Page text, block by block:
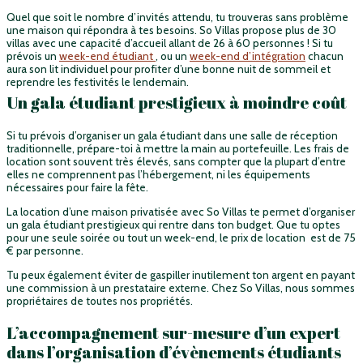
Quel que soit le nombre d’invités attendu, tu trouveras sans problème
une maison qui répondra à tes besoins. So Villas propose plus de 30
villas avec une capacité d’accueil allant de 26 à 60 personnes ! Si tu
prévois un week-end étudiant , ou un week-end d’intégration chacun
aura son lit individuel pour profiter d’une bonne nuit de sommeil et
reprendre les festivités le lendemain.
Un gala étudiant prestigieux à moindre coût
Si tu prévois d’organiser un gala étudiant dans une salle de réception
traditionnelle, prépare-toi à mettre la main au portefeuille. Les frais de
location sont souvent très élevés, sans compter que la plupart d’entre
elles ne comprennent pas l’hébergement, ni les équipements
nécessaires pour faire la fête.
La location d’une maison privatisée avec So Villas te permet d’organiser
un gala étudiant prestigieux qui rentre dans ton budget. Que tu optes
pour une seule soirée ou tout un week-end, le prix de location est de 75
€ par personne.
Tu peux également éviter de gaspiller inutilement ton argent en payant
une commission à un prestataire externe. Chez So Villas, nous sommes
propriétaires de toutes nos propriétés.
L’accompagnement sur-mesure d’un expert
dans l’organisation d’évènements étudiants